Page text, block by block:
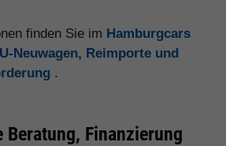
finden Sie im Hamburgcars
Neuwagen, Reimporte und
.
Beratung, Finanzierung